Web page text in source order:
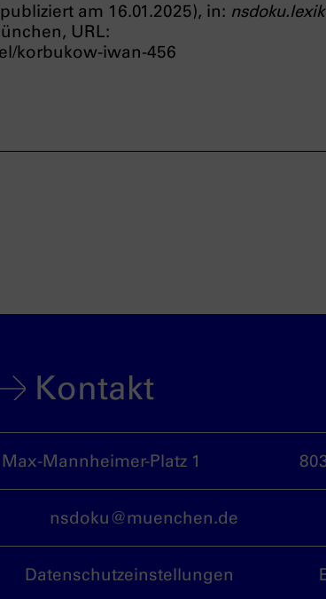
am 16.01.2025), in:
URL:
korbukow-iwan-456
Kontakt
Max-Mannheimer-Platz 1
nsdoku@muenchen.de
Datenschutzeinstellungen